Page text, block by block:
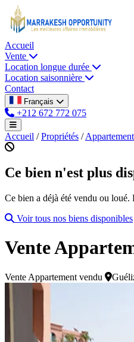
Accueil
Vente
Location longue durée
Location saisonnière
Contact
Français
+212 672 772 075
Accueil / Propriétés /
Ce bien n'est plus
Ce bien a déjà été vendu ou
Voir tous nos biens disponibles
Vente
Vente Appartement vendu